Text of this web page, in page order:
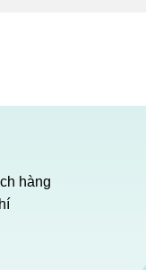
hàng